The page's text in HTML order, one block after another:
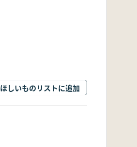
ほしいものリストに追加